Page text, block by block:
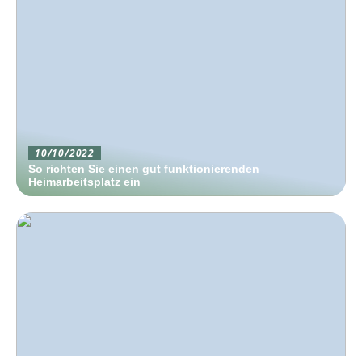
10/10/2022
So richten Sie einen gut funktionierenden
Heimarbeitsplatz ein